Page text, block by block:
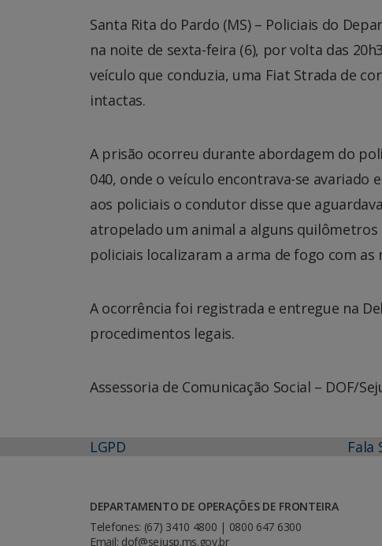
Santa Rita do Pardo (MS) – Policiais do
na noite de sexta-feira (6), por volta das
veículo que conduzia, uma Fiat Strada de
intactas.
A prisão ocorreu durante abordagem do
040, onde o veículo encontrava-se avariado
aos policiais o condutor disse que
atropelado um animal a alguns
policiais localizaram a arma de fogo com as
A ocorrência foi registrada e entregue na
procedimentos legais.
Assessoria de Comunicação Social – DOF/
LGPD Fala
DEPARTAMENTO DE OPERAÇÕES DE FRONTEIRA
Telefones: (67) 3410 4800 | 0800 647 6300
Email: dof@sejusp.ms.gov.br